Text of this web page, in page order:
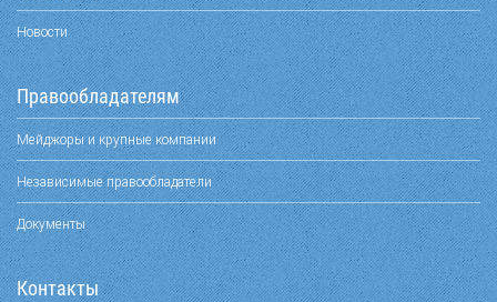
Новости
Правообладателям
Мейджоры и крупные компании
Независимые правообладатели
Документы
Контакты